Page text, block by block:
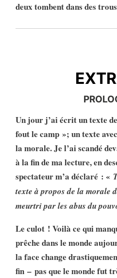
deux tombent dans des
Un jour j’ai écrit un texte
fout le camp »; un texte
la morale. Je l’ai scandé
à la fin de ma lecture, en
spectateur m’a déclaré : «
texte à propos de la morale
meurtri par les abus du
Le culot ! Voilà ce qui
prêche dans le monde
la face change
fin – pas que le monde fut